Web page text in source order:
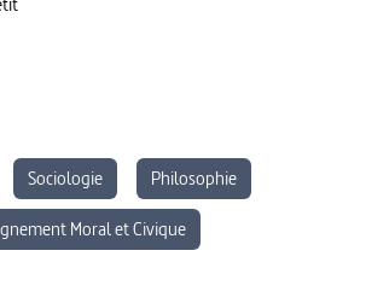
Sociologie
Philosophie
Moral et Civique